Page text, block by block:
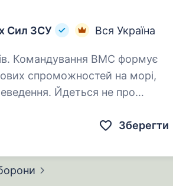
Сил ЗСУ
Вся Україна
спроможностей на морі,
Йдеться не про
Зберегти